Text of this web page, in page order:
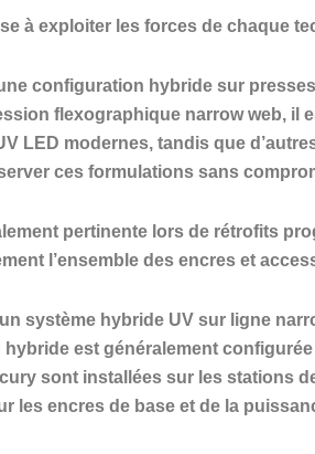
à exploiter les forces de chaque
configuration hybride sur
flexographique narrow web,
LED modernes, tandis que
ces formulations sans
pertinente lors de rétrofits
l’ensemble des encres et
système hybride UV sur ligne
hybride est généralement
sont installées sur les stations
les encres de base et de la